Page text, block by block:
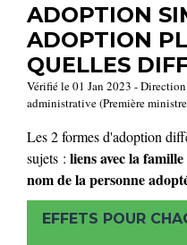
ADOPTION
ADOPTION
QUELLES
Vérifié le 01 Jan 2023 -
administrative (Première
Les 2 formes d'adoption
sujets : liens avec la
nom de la personne
EFFETS POUR